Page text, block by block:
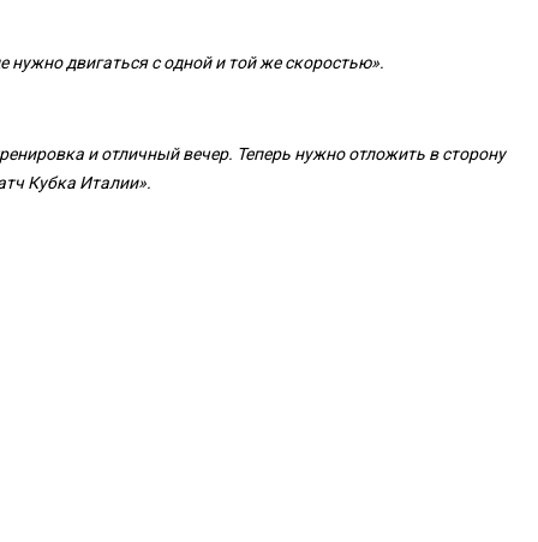
нужно двигаться с одной и той же скоростью».
и отличный вечер. Теперь нужно отложить в сторону
Кубка Италии».